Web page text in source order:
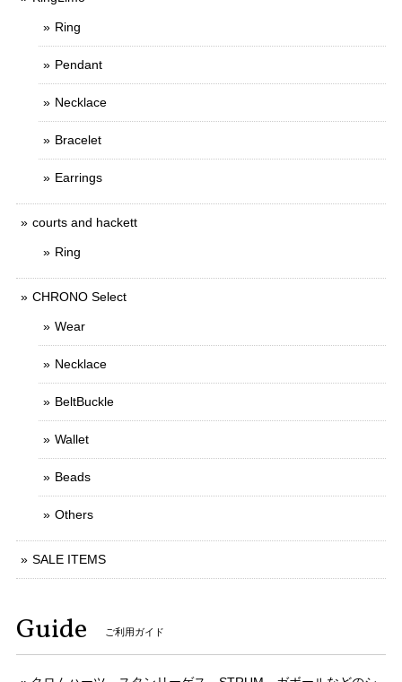
Ring
Pendant
Necklace
Bracelet
Earrings
courts and hackett
Ring
CHRONO Select
Wear
Necklace
BeltBuckle
Wallet
Beads
Others
SALE ITEMS
Guide ご利用ガイド